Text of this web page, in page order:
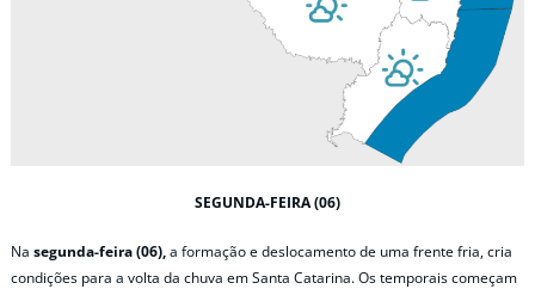
SEGUNDA-FEIRA (06)
Na segunda-feira (06),a formação e deslocamento de uma frente fria, cria
condições para a volta da chuva em Santa Catarina. Os temporais começam